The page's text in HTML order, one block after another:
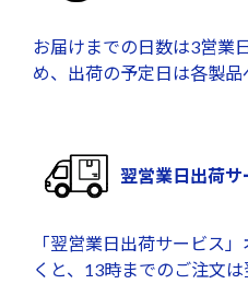
お届けまでの日数は3営業
め、出荷の予定日は各製品
翌営業日出荷サ
「翌営業日出荷サービス
くと、13時までのご注文